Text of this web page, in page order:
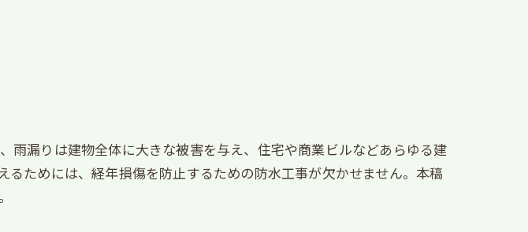
雨漏りは建物全体に大きな被害を与え、住宅や商業ビルなどあらゆる建
ためには、経年損傷を防止するための防水工事が欠かせません。本稿